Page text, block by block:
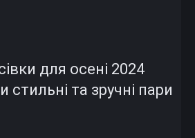
для осені 2024
стильні та зручні пари